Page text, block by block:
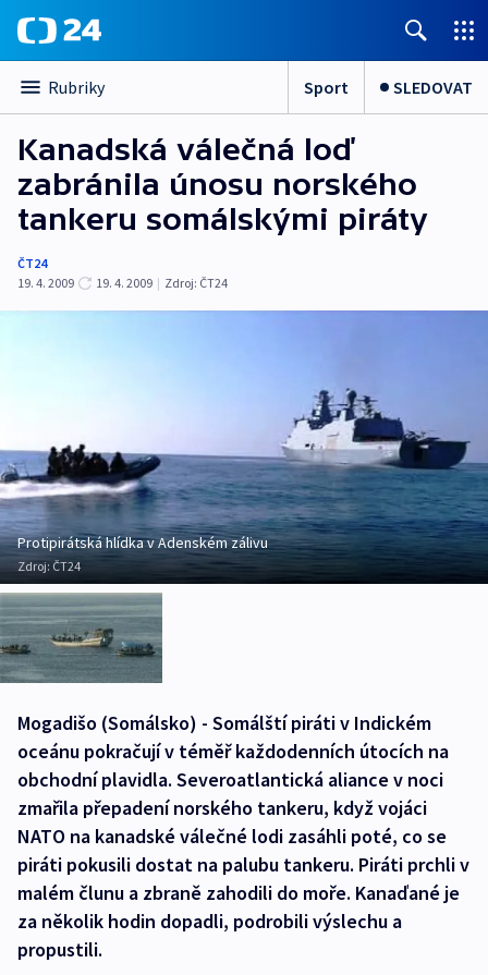
Rubriky Sport SLEDOVAT
Kanadská válečná loď
zabránila únosu norského
tankeru somálskými piráty
ČT24
19. 4. 2009
19. 4. 2009 | Zdroj: ČT24
Protipirátská hlídka v Adenském zálivu
Zdroj: ČT24
Mogadišo (Somálsko) - Somálští piráti v Indickém
oceánu pokračují v téměř každodenních útocích na
obchodní plavidla. Severoatlantická aliance v noci
zmařila přepadení norského tankeru, když vojáci
NATO na kanadské válečné lodi zasáhli poté, co se
piráti pokusili dostat na palubu tankeru. Piráti prchli v
malém člunu a zbraně zahodili do moře. Kanaďané je
za několik hodin dopadli, podrobili výslechu a
propustili.